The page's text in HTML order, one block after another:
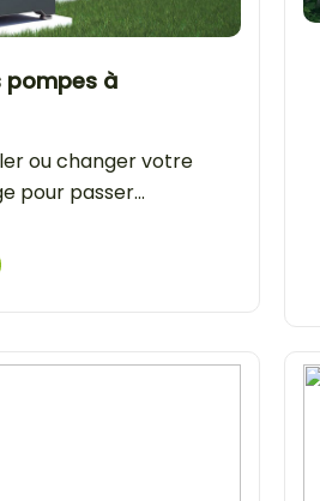
pompes à
ou changer votre
pour passer...